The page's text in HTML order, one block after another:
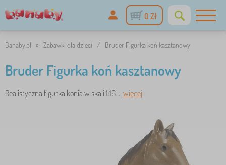
0 Zł
Banaby.pl » Zabawki dla dzieci / Bruder Figurka koń kasztanowy
Bruder Figurka koń kasztanowy
Realistyczna figurka konia w skali 1:16. .. więcej